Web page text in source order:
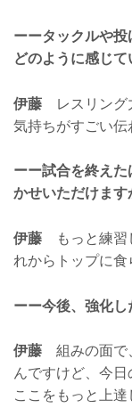
ーータックルや
どのように感じて
伊藤 レスリング
気持ちがすごい伝
ーー試合を終え
かせいただけます
伊藤 もっと練習
れからトップに食
ーー今後、強化
伊藤 組みの面で
んですけど、今日
ここをもっと上